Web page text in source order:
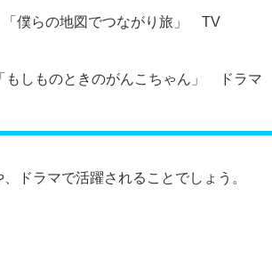
の地図でつながり旅」 TV
のときのがんこちゃん」 ドラマ
ドラマで活躍されることでしょう。